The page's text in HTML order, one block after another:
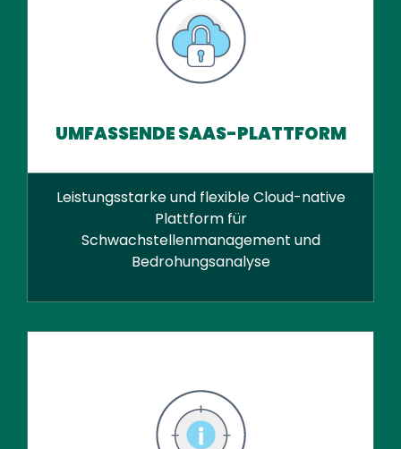
UMFASSENDE SAAS-PLATTFORM
Leistungsstarke und flexible Cloud-native
Plattform für
Schwachstellenmanagement und
Bedrohungsanalyse